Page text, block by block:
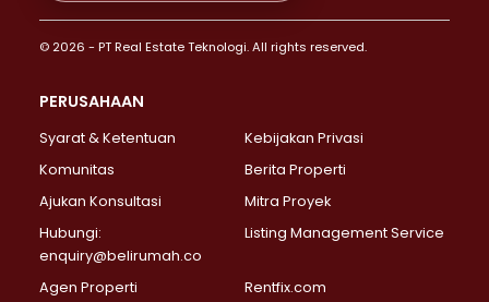
Properti Dijual di Bendungan Hilir >
Properti Dijual di Jakarta Selatan >
Properti Dijual di Lebak Bulus >
Properti Dijual di Gandaria Selatan >
Properti Dijual di Pondok Labu >
Properti Dijual di Lenteng Agung >
Properti Dijual di Senayan >
Properti Dijual di Pondok Pinang >
© 2026 - PT Real Estate Teknologi. All rights reserved.
PERUSAHAAN
Syarat & Ketentuan
Kebijakan Privasi
Komunitas
Berita Properti
Ajukan Konsultasi
Mitra Proyek
Hubungi:
enquiry@belirumah.co
Listing Management Service
Agen Properti Rentfix.com